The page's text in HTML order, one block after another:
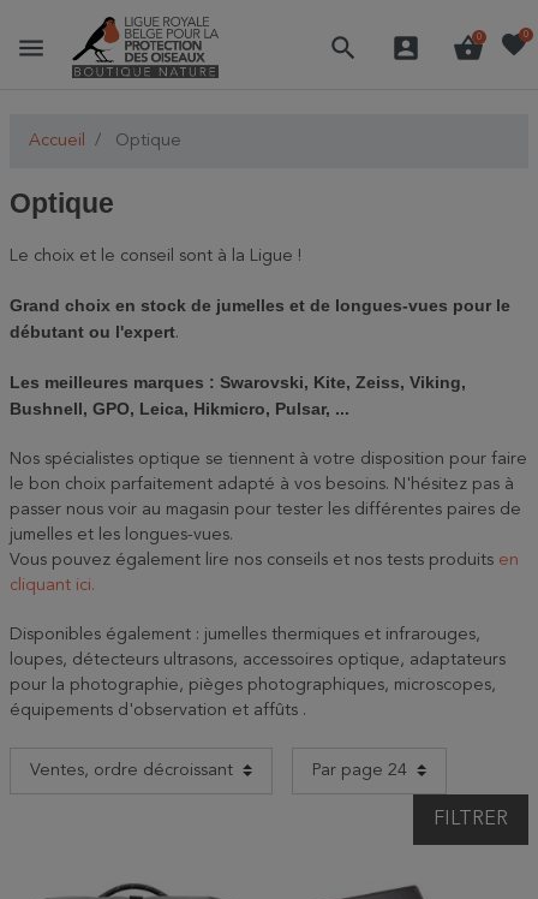
menu search account_box shopping_basket
0 favorite0
Accueil Optique
Optique
Le choix et le conseil sont à la Ligue !
Grand choix en stock de jumelles et de longues-vues pour le
débutant ou l'expert.
Les meilleures marques : Swarovski, Kite, Zeiss, Viking,
Bushnell, GPO, Leica, Hikmicro, Pulsar, ...
Nos spécialistes optique se tiennent à votre disposition pour faire
le bon choix parfaitement adapté à vos besoins. N'hésitez pas à
passer nous voir au magasin pour tester les différentes paires de
jumelles et les longues-vues.
Vous pouvez également lire nos conseils et nos tests produits en
cliquant ici.
Disponibles également : jumelles thermiques et infrarouges,
loupes, détecteurs ultrasons, accessoires optique, adaptateurs
pour la photographie, pièges photographiques, microscopes,
équipements d'observation et affûts .
FILTRER